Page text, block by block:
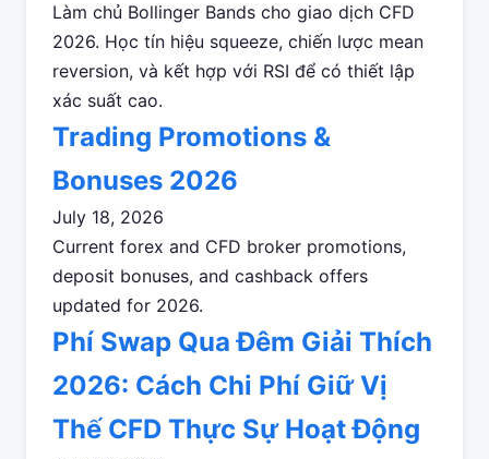
Làm chủ Bollinger Bands cho giao dịch CFD
2026. Học tín hiệu squeeze, chiến lược mean
reversion, và kết hợp với RSI để có thiết lập
xác suất cao.
Trading Promotions &
Bonuses 2026
July 18, 2026
Current forex and CFD broker promotions,
deposit bonuses, and cashback offers
updated for 2026.
Phí Swap Qua Đêm Giải Thích
2026: Cách Chi Phí Giữ Vị
Thế CFD Thực Sự Hoạt Động